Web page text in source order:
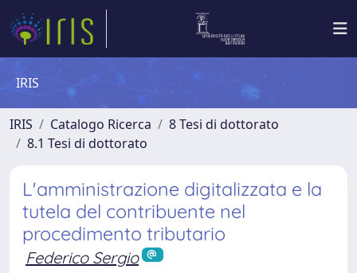
IRIS
IRIS Catalogo Ricerca
8 Tesi di dottorato
8.1 Tesi di dottorato
L'amministrazione digitalizzata e la
tutela del contribuente nel
procedimento tributario
Federico Sergio